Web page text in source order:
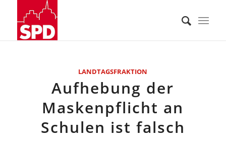
LANDTAGSFRAKTION
Aufhebung der
Maskenpflicht an
Schulen ist falsch